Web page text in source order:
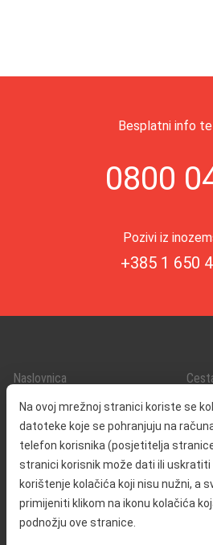
Na ovoj mrežnoj stranici koriste se
datoteke koje se pohranjuju na
telefon korisnika (posjetitelja
stranici korisnik može dati ili uskratiti
korištenje kolačića koji nisu nužni, a
primijeniti klikom na ikonu kolačića
podnožju ove stranice.
Besplatni info
0800
Pozivi iz
+385 1 650
Naslovnica
O nama
Kontakt
Javna nabava
Odnosi s javnošću